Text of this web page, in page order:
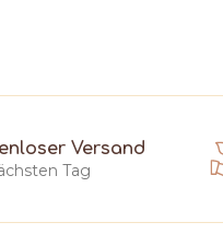
Versand
Tag